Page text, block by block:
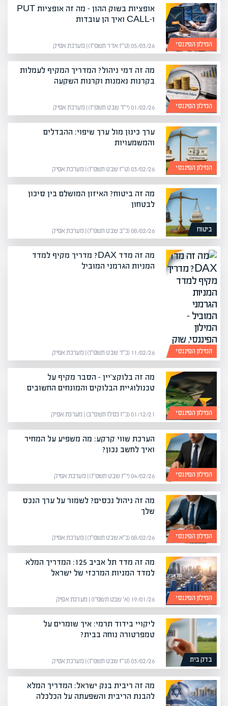
המילון הפיננסי
אופציות בשוק ההון – מה זה אופציות PUT
ו-CALL ואיך הן עובדות
05/03/26 (ט״ז אדר תשפ״ו) | מערכת אפיק
המילון הפיננסי
מה זה דמי ניהול? המדריך המקיף לעמלות
בקרנות נאמנות וקרנות השקעה
01/02/26 (י״ד שבט תשפ״ו) | מערכת אפיק
המילון הפיננסי
ערך כינון מול ערך שיפוי: ההבדלים
והמשמעויות
03/02/26 (ט״ז שבט תשפ״ו) | מערכת אפיק
ביטוח
מה זה ביטוח? האיזון המושלם בין סיכון
לבטחון
08/02/26 (כ״ב שבט תשפ״ו) | מערכת אפיק
המילון הפיננסי
מה זה מדד DAX? מדריך מקיף למדד
המניות הגרמני המוביל
11/02/26 (כ״ד שבט תשפ״ו) | מערכת אפיק
המילון הפיננסי
מה זה בלוקצ'יין – הסבר מקיף על
טכנולוגיית הבלוקים והמונחים החשובים
01/12/21 (כ״ז כסלו תשפ״ב) | מערכת אפיק
המילון הפיננסי
הערכת שווי קרקע: מה משפיע על המחיר
ואיך לחשב נכון?
04/02/26 (י״ז שבט תשפ״ו) | מערכת אפיק
המילון הפיננסי
מה זה ניהול נכסים? לשמור על ערך הנכס
שלך
08/02/26 (כ״א שבט תשפ״ו) | מערכת אפיק
המילון הפיננסי
מה זה מדד תל אביב 125: המדריך המלא
למדד המניות המרכזי של ישראל
19/01/26 (א׳ שבט תשפ״ו) | מערכת אפיק
בדק בית
ליקויי בידוד תרמי: איך שומרים על
טמפרטורה נוחה בבית?
03/02/26 (ט״ז שבט תשפ״ו) | מערכת אפיק
מה זה ריבית בנק ישראל: המדריך המלא
להבנת הריבית והשפעתה על הכלכלה